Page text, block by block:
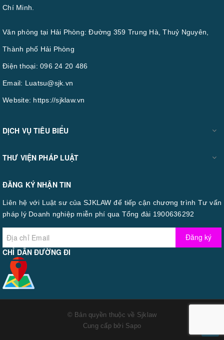
Chí Minh.
Văn phòng tại Hải Phòng: Đường 359 Trung Hà, Thuỷ Nguyên,
Thành phố Hải Phòng
Điện thoại: 096 24 20 486
Email: Luatsu@sjk.vn
Website: https://sjklaw.vn
DỊCH VỤ TIÊU BIỂU
THƯ VIỆN PHÁP LUẬT
ĐĂNG KÝ NHẬN TIN
Liên hệ với Luật sư của SJKLAW để tiếp cận chương trình Tư vấn
pháp lý Doanh nghiệp miễn phí qua Tổng đài 1900636292
Đăng ký
CHỈ DẪN ĐƯỜNG ĐI
© Bản quyền thuộc về Sjklaw
Cung cấp bởi Sapo